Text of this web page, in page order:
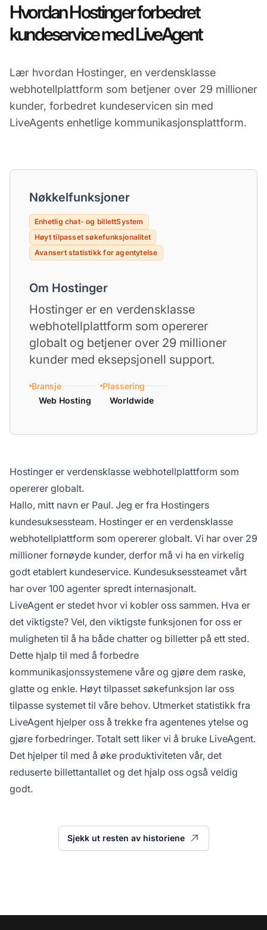
Hvordan Hostinger forbedret
kundeservice med LiveAgent
Lær hvordan Hostinger, en verdensklasse
webhotellplattform som betjener over 29 millioner
kunder, forbedret kundeservicen sin med
LiveAgents enhetlige kommunikasjonsplattform.
Nøkkelfunksjoner
Enhetlig chat- og billettSystem
Høyt tilpasset søkefunksjonalitet
Avansert statistikk for agentytelse
Om Hostinger
Hostinger er en verdensklasse
webhotellplattform som opererer
globalt og betjener over 29 millioner
kunder med eksepsjonell support.
Bransje
Web Hosting
Plassering
Worldwide
Hostinger er verdensklasse webhotellplattform som
opererer globalt.
Hallo, mitt navn er Paul. Jeg er fra Hostingers
kundesuksessteam. Hostinger er en verdensklasse
webhotellplattform som opererer globalt. Vi har over 29
millioner fornøyde kunder, derfor må vi ha en virkelig
godt etablert kundeservice. Kundesuksessteamet vårt
har over 100 agenter spredt internasjonalt.
LiveAgent er stedet hvor vi kobler oss sammen. Hva er
det viktigste? Vel, den viktigste funksjonen for oss er
muligheten til å ha både chatter og billetter på ett sted.
Dette hjalp til med å forbedre
kommunikasjonssystemene våre og gjøre dem raske,
glatte og enkle. Høyt tilpasset søkefunksjon lar oss
tilpasse systemet til våre behov. Utmerket statistikk fra
LiveAgent hjelper oss å trekke fra agentenes ytelse og
gjøre forbedringer. Totalt sett liker vi å bruke LiveAgent.
Det hjelper til med å øke produktiviteten vår, det
reduserte billettantallet og det hjalp oss også veldig
godt.
Sjekk ut resten av historiene